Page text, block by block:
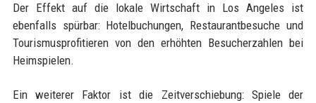
Der Effekt auf die lokale Wirtschaft in Los Angeles ist
ebenfalls spürbar: Hotelbuchungen, Restaurantbesuche und
Tourismusprofitieren von den erhöhten Besucherzahlen bei
Heimspielen.
Ein weiterer Faktor ist die Zeitverschiebung: Spiele der